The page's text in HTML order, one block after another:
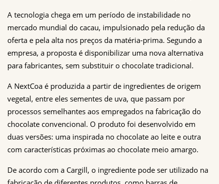
A tecnologia chega em um período de instabilidade no
mercado mundial do cacau, impulsionado pela redução da
oferta e pela alta nos preços da matéria-prima. Segundo a
empresa, a proposta é disponibilizar uma nova alternativa
para fabricantes, sem substituir o chocolate tradicional.
A NextCoa é produzida a partir de ingredientes de origem
vegetal, entre eles sementes de uva, que passam por
processos semelhantes aos empregados na fabricação do
chocolate convencional. O produto foi desenvolvido em
duas versões: uma inspirada no chocolate ao leite e outra
com características próximas ao chocolate meio amargo.
De acordo com a Cargill, o ingrediente pode ser utilizado na